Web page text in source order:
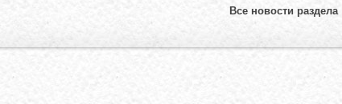
Все новости раздела